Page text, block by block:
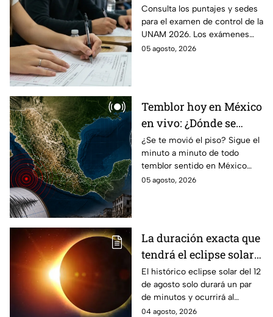
si eres candidato
Consulta los puntajes y sedes
para el examen de control de la
UNAM 2026. Los exámenes
serán del 12 al 19 de agosto y el
05 agosto, 2026
Temblor hoy en México
en vivo: ¿Dónde se
registró sismo este 5 de
agosto? Magnitud,
epicentro y todo sobre
la actividad sísmica al
¿Se te movió el piso? Sigue el
minuto a minuto de todo
temblor sentido en México
con magnitud, epicentro y
05 agosto, 2026
La duración exacta que
tendrá el eclipse solar
del 12 de agosto que
oscurecerá el cielo
completamente
El histórico eclipse solar del 12
de agosto solo durará un par
de minutos y ocurrirá al
atardecer en diferentes
04 agosto, 2026